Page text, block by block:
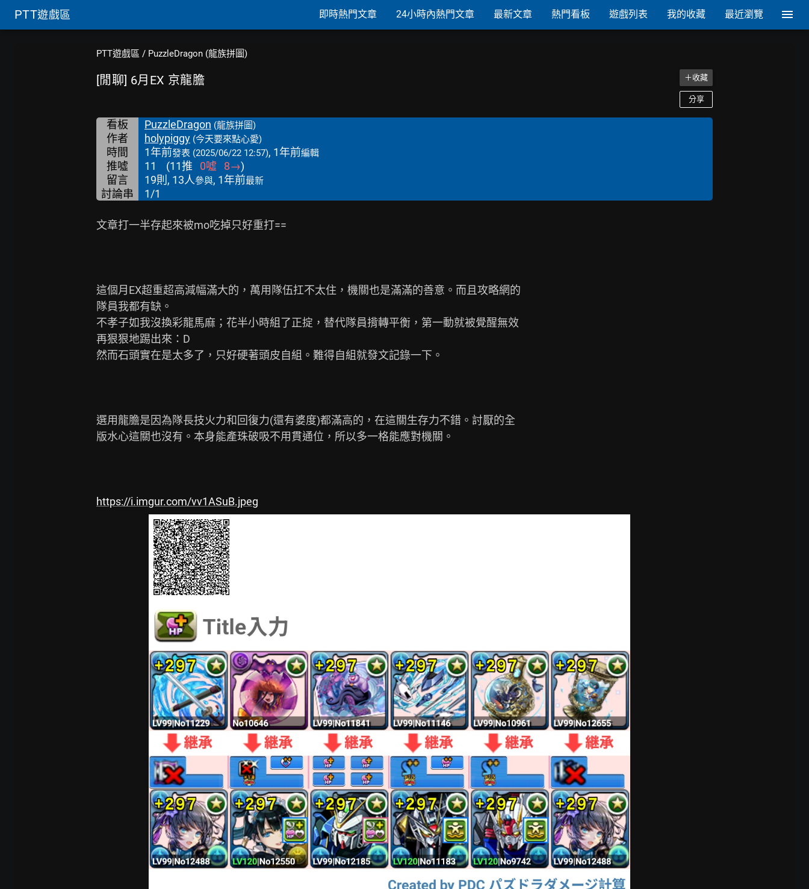
PTT遊戲區 即時熱門文章 24小時內熱門文章 最新文章 熱門看板 遊戲列表 我的收藏 最近瀏覽
PTT遊戲區 / PuzzleDragon (龍族拼圖)
[閒聊] 6月EX 京龍膽 ＋收藏
分享
看板 PuzzleDragon (龍族拼圖)
作者 holypiggy (今天要來點心愛)
時間 1年前發表 (2025/06/22 12:57), 1年前編輯
推噓 11 (11推 0噓 8→)
留言
19則, 13人參與, 1年前最新
討論串 1/1
文章打一半存起來被mo吃掉只好重打==
這個月EX超重超高減幅滿大的，萬用隊伍扛不太住，機關也是滿滿的善意。而且攻略網的
隊員我都有缺。
不孝子如我沒換彩龍馬麻；花半小時組了正掟，替代隊員揹轉平衡，第一動就被覺醒無效
再狠狠地踢出來：D
然而石頭實在是太多了，只好硬著頭皮自組。難得自組就發文記錄一下。
選用龍膽是因為隊長技火力和回復力(還有婆度)都滿高的，在這關生存力不錯。討厭的全
版水心這關也沒有。本身能產珠破吸不用貫通位，所以多一格能應對機關。
https://i.imgur.com/vv1ASuB.jpeg